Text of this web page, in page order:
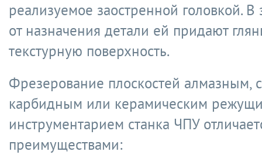
реализуемое заостренной головкой. В
от назначения детали ей придают
текстурную поверхность.
Фрезерование плоскостей алмазным,
карбидным или керамическим
инструментарием станка ЧПУ
преимуществами: